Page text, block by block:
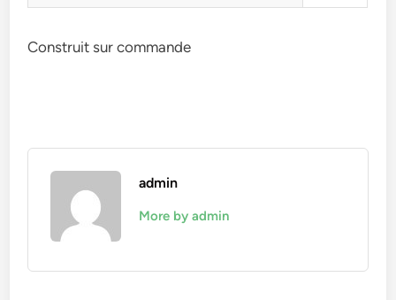
Construit sur commande
admin
More by admin